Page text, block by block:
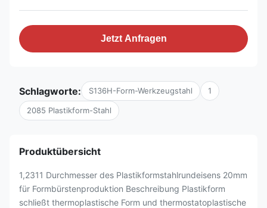
Jetzt Anfragen
Schlagworte: S136H-Form-Werkzeugstahl 1
2085 Plastikform-Stahl
Produktübersicht
1,2311 Durchmesser des Plastikformstahlrundeisens 20mm
für Formbürstenproduktion Beschreibung Plastikform
schließt thermoplastische Form und thermostatoplastische